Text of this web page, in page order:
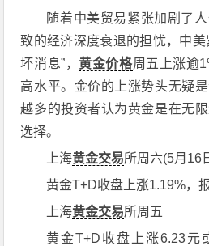
随着中美贸易紧张加剧了
致的经济深度衰退的担忧，中美
坏消息”， 黄金价格周五上涨逾
高水平。金价的上涨势头无疑
越多的投资者认为黄金是在无
选择。
上海黄金交易所周六(5月16
黄金T+D收盘上涨1.19%，
上海黄金交易所周五
黄金T+D收盘上涨6.23元